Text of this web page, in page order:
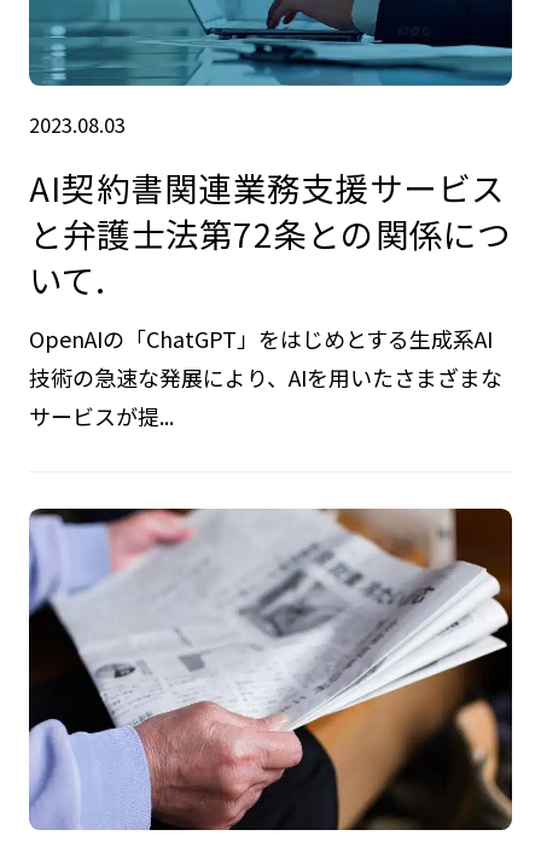
2023.08.03
AI契約書関連業務支援サービス
と弁護士法第72条との関係につ
いて.
OpenAIの「ChatGPT」をはじめとする生成系AI
技術の急速な発展により、AIを用いたさまざまな
サービスが提...